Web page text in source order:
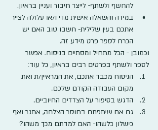
להחשף ולשתף- לייצר חיבור ועניין בראיון.
במידה והשאלה אישית מדי ו/או עלולה לצייר
אתכם בעין שלילית- חשבו טוב האם יש
הכרח לספר פרט מידע זה.
וכמובן - הכל מתחיל ומסתיים בניסוח. אפשר
לספר ולשתף בפרטים רבים בראיון, כל עוד:
הניסוח מכבד אתכם, את המראיין/ת ואת
מקום העבודה הקודם שלכם.
הדגש בסיפור על הצדדים החיוביים.
גם אם שיתפתם בחוסר הצלחה, אתגר ואף
כישלון כלשהו- האם למדתם מכך משהו?